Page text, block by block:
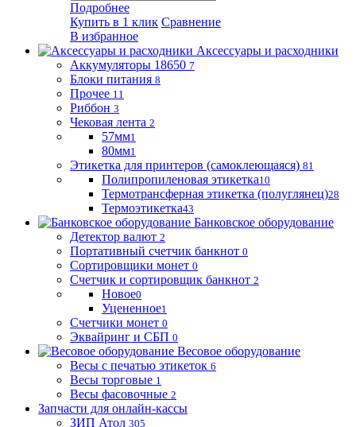
Подробнее
Купить в 1 клик Сравнение
В избранное
Аксессуары и расходники
Аккумуляторы 18650 7
Блоки питания 8
Прочее 11
Риббон 3
Чековая лента 2
57мм1
80мм1
Этикетка для принтеров (самоклеющаяся) 81
Полипропиленовая этикетка10
Термотрансферная этикетка (полуглянец)28
Термоэтикетка43
Банковское оборудование
Детектор валют 2
Портативный счетчик банкнот 0
Сортировщики монет 0
Счетчик и сортировщик банкнот 2
Новое0
Уцененное1
Счетчики монет 0
Эквайринг и СБП 0
Весовое оборудование
Весы с печатью этикеток 6
Весы торговые 1
Весы фасовочные 2
Запчасти для онлайн-кассы
ЗИП Атол 305